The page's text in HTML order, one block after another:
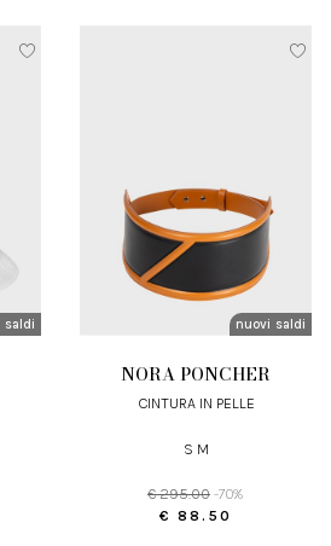
arrivi
saldi nuovi arrivi
saldi
NORA PONCHER
CINTURA IN PELLE
S M
€ 295.00 -70%
€ 88.50